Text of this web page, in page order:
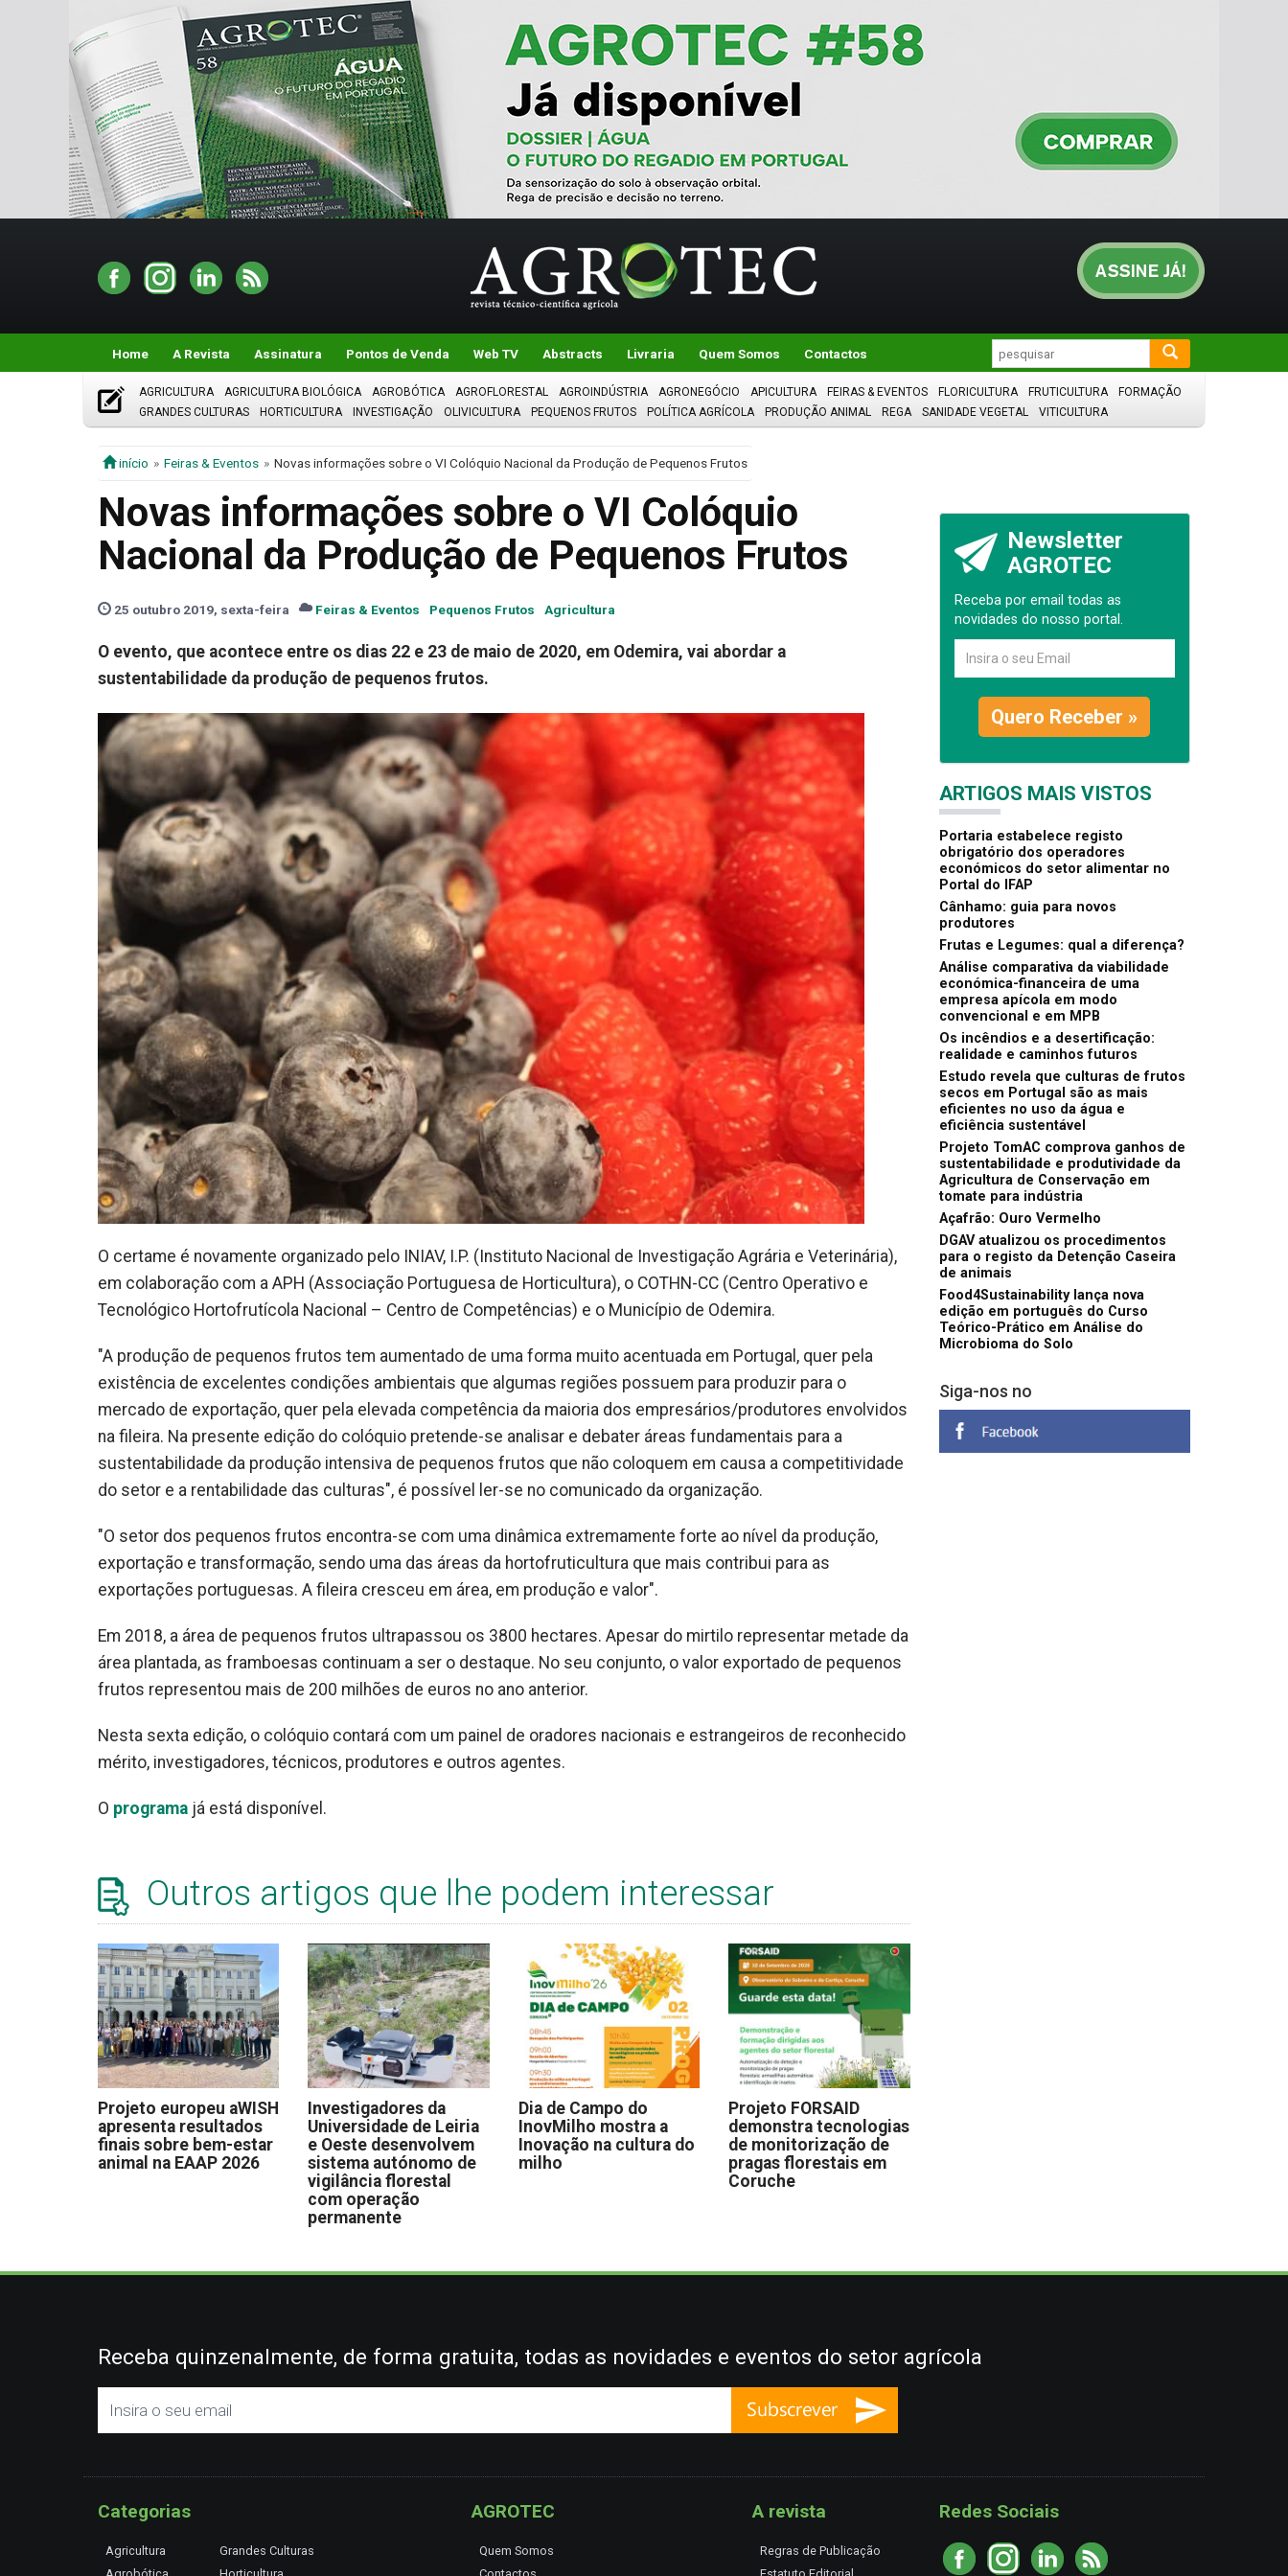
Home A Revista Assinatura Pontos de Venda Web TV Abstracts Livraria Quem Somos Contactos
AGRICULTURA AGRICULTURA BIOLÓGICA AGROBÓTICA AGROFLORESTAL AGROINDÚSTRIA AGRONEGÓCIO APICULTURA FEIRAS & EVENTOS FLORICULTURA FRUTICULTURA
FORMAÇÃO
GRANDES CULTURAS
HORTICULTURA INVESTIGAÇÃO OLIVICULTURA PEQUENOS FRUTOS POLÍTICA AGRÍCOLA PRODUÇÃO ANIMAL REGA SANIDADE VEGETAL VITICULTURA
início Feiras & Eventos Novas informações sobre o VI Colóquio Nacional da Produção de Pequenos Frutos
Novas informações sobre o VI Colóquio
Nacional da Produção de Pequenos Frutos
25 outubro 2019, sexta-feira Feiras & Eventos Pequenos Frutos Agricultura
O evento, que acontece entre os dias 22 e 23 de maio de 2020, em Odemira, vai abordar a
sustentabilidade da produção de pequenos frutos.
O certame é novamente organizado pelo INIAV, I.P. (Instituto Nacional de Investigação Agrária e Veterinária),
em colaboração com a APH (Associação Portuguesa de Horticultura), o COTHN-CC (Centro Operativo e
Tecnológico Hortofrutícola Nacional – Centro de Competências) e o Município de Odemira.
"A produção de pequenos frutos tem aumentado de uma forma muito acentuada em Portugal, quer pela
existência de excelentes condições ambientais que algumas regiões possuem para produzir para o
mercado de exportação, quer pela elevada competência da maioria dos empresários/produtores envolvidos
na fileira. Na presente edição do colóquio pretende-se analisar e debater áreas fundamentais para a
sustentabilidade da produção intensiva de pequenos frutos que não coloquem em causa a competitividade
do setor e a rentabilidade das culturas", é possível ler-se no comunicado da organização.
"O setor dos pequenos frutos encontra-se com uma dinâmica extremamente forte ao nível da produção,
exportação e transformação, sendo uma das áreas da hortofruticultura que mais contribui para as
exportações portuguesas. A fileira cresceu em área, em produção e valor".
Em 2018, a área de pequenos frutos ultrapassou os 3800 hectares. Apesar do mirtilo representar metade da
área plantada, as framboesas continuam a ser o destaque. No seu conjunto, o valor exportado de pequenos
frutos representou mais de 200 milhões de euros no ano anterior.
Nesta sexta edição, o colóquio contará com um painel de oradores nacionais e estrangeiros de reconhecido
mérito, investigadores, técnicos, produtores e outros agentes.
O programa já está disponível.
Outros artigos que lhe podem interessar
Projeto europeu aWISH
apresenta resultados
finais sobre bem-estar
animal na EAAP 2026
Investigadores da
Universidade de Leiria
e Oeste desenvolvem
sistema autónomo de
vigilância florestal
com operação
permanente
Dia de Campo do
InovMilho mostra a
Inovação na cultura do
milho
Projeto FORSAID
demonstra tecnologias
de monitorização de
pragas florestais em
Coruche
Newsletter
AGROTEC
Receba por email todas as
novidades do nosso portal.
Quero Receber »
ARTIGOS MAIS VISTOS
Portaria estabelece registo
obrigatório dos operadores
económicos do setor alimentar no
Portal do IFAP
Cânhamo: guia para novos
produtores
Frutas e Legumes: qual a diferença?
Análise comparativa da viabilidade
económica-financeira de uma
empresa apícola em modo
convencional e em MPB
Os incêndios e a desertificação:
realidade e caminhos futuros
Estudo revela que culturas de frutos
secos em Portugal são as mais
eficientes no uso da água e
eficiência sustentável
Projeto TomAC comprova ganhos de
sustentabilidade e produtividade da
Agricultura de Conservação em
tomate para indústria
Açafrão: Ouro Vermelho
DGAV atualizou os procedimentos
para o registo da Detenção Caseira
de animais
Food4Sustainability lança nova
edição em português do Curso
Teórico-Prático em Análise do
Microbioma do Solo
Siga-nos no
Receba quinzenalmente, de forma gratuita, todas as novidades e eventos do setor agrícola
Categorias
Agricultura
Grandes Culturas
AGROTEC
Quem Somos
A revista
Regras de Publicação
Redes Sociais